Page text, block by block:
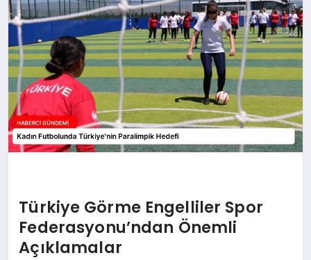
Türkiye Görme Engelliler Spor
Federasyonu’ndan Önemli
Açıklamalar